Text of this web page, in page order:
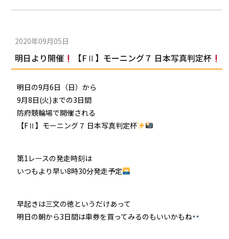
2020年09月05日
明日より開催 【FⅡ】モーニング７ 日本写真判定杯
明日の9月6日（日）から
9月8日(火)までの3日間
防府競輪場で開催される
【FⅡ】モーニング７ 日本写真判定杯
第1レースの発走時刻は
いつもより早い8時30分発走予定
早起きは三文の徳というだけあって
明日の朝から3日間は車券を買ってみるのもいいかもね